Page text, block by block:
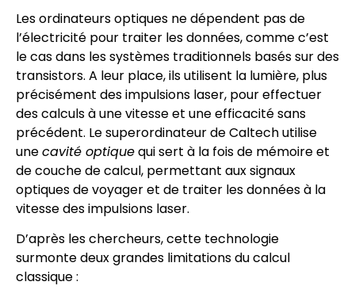
Les ordinateurs optiques ne dépendent pas de
l’électricité pour traiter les données, comme c’est
le cas dans les systèmes traditionnels basés sur des
transistors. A leur place, ils utilisent la lumière, plus
précisément des impulsions laser, pour effectuer
des calculs à une vitesse et une efficacité sans
précédent. Le superordinateur de Caltech utilise
unecavité optiquequi sert à la fois de mémoire et
de couche de calcul, permettant aux signaux
optiques de voyager et de traiter les données à la
vitesse des impulsions laser.
D’après les chercheurs, cette technologie
surmonte deux grandes limitations du calcul
classique :